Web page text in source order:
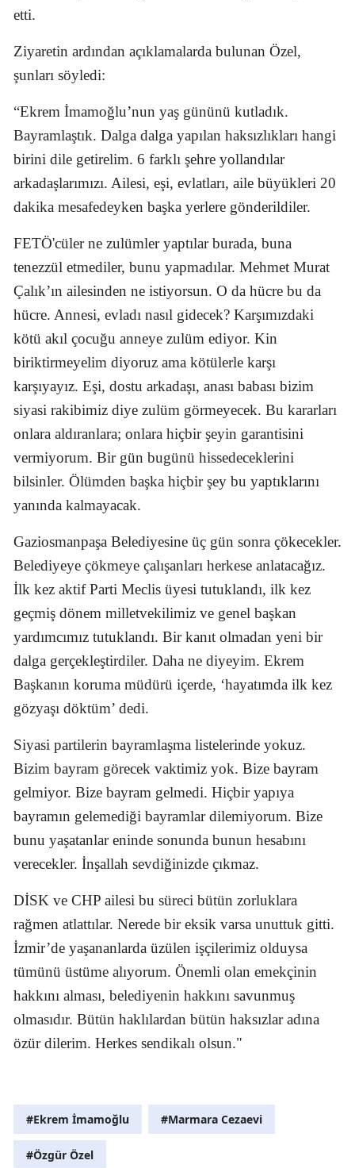
etti.
Ziyaretin ardından açıklamalarda bulunan Özel,
şunları söyledi:
“Ekrem İmamoğlu’nun yaş gününü kutladık.
Bayramlaştık. Dalga dalga yapılan haksızlıkları hangi
birini dile getirelim. 6 farklı şehre yollandılar
arkadaşlarımızı. Ailesi, eşi, evlatları, aile büyükleri 20
dakika mesafedeyken başka yerlere gönderildiler.
FETÖ'cüler ne zulümler yaptılar burada, buna
tenezzül etmediler, bunu yapmadılar. Mehmet Murat
Çalık’ın ailesinden ne istiyorsun. O da hücre bu da
hücre. Annesi, evladı nasıl gidecek? Karşımızdaki
kötü akıl çocuğu anneye zulüm ediyor. Kin
biriktirmeyelim diyoruz ama kötülerle karşı
karşıyayız. Eşi, dostu arkadaşı, anası babası bizim
siyasi rakibimiz diye zulüm görmeyecek. Bu kararları
onlara aldıranlara; onlara hiçbir şeyin garantisini
vermiyorum. Bir gün bugünü hissedeceklerini
bilsinler. Ölümden başka hiçbir şey bu yaptıklarını
yanında kalmayacak.
Gaziosmanpaşa Belediyesine üç gün sonra çökecekler.
Belediyeye çökmeye çalışanları herkese anlatacağız.
İlk kez aktif Parti Meclis üyesi tutuklandı, ilk kez
geçmiş dönem milletvekilimiz ve genel başkan
yardımcımız tutuklandı. Bir kanıt olmadan yeni bir
dalga gerçekleştirdiler. Daha ne diyeyim. Ekrem
Başkanın koruma müdürü içerde, ‘hayatımda ilk kez
gözyaşı döktüm’ dedi.
Siyasi partilerin bayramlaşma listelerinde yokuz.
Bizim bayram görecek vaktimiz yok. Bize bayram
gelmiyor. Bize bayram gelmedi. Hiçbir yapıya
bayramın gelemediği bayramlar dilemiyorum. Bize
bunu yaşatanlar eninde sonunda bunun hesabını
verecekler. İnşallah sevdiğinizde çıkmaz.
DİSK ve CHP ailesi bu süreci bütün zorluklara
rağmen atlattılar. Nerede bir eksik varsa unuttuk gitti.
İzmir’de yaşananlarda üzülen işçilerimiz olduysa
tümünü üstüme alıyorum. Önemli olan emekçinin
hakkını alması, belediyenin hakkını savunmuş
olmasıdır. Bütün haklılardan bütün haksızlar adına
özür dilerim. Herkes sendikalı olsun."
#Ekrem İmamoğlu #Marmara Cezaevi
#Özgür Özel